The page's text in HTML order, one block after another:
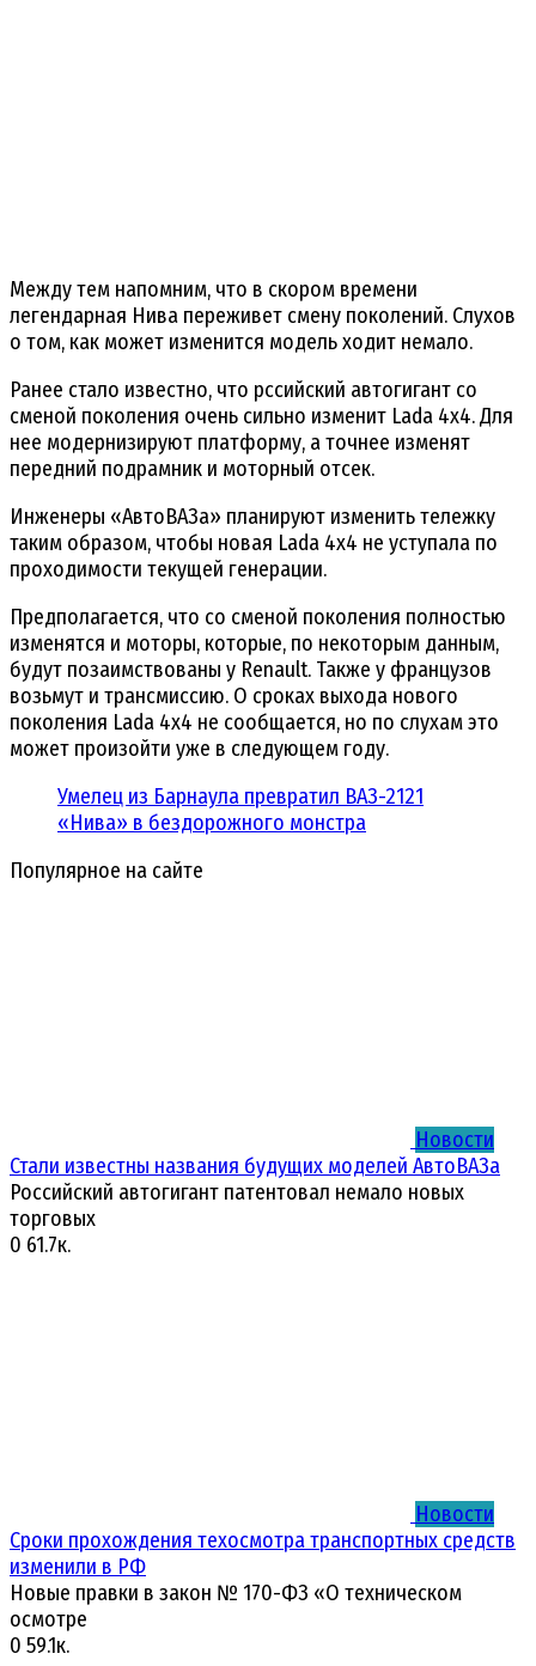
Между тем напомним, что в скором времени
легендарная Нива переживет смену поколений. Слухов
о том, как может изменится модель ходит немало.
Ранее стало известно, что рссийский автогигант со
сменой поколения очень сильно изменит Lada 4х4. Для
нее модернизируют платформу, а точнее изменят
передний подрамник и моторный отсек.
Инженеры «АвтоВАЗа» планируют изменить тележку
таким образом, чтобы новая Lada 4х4 не уступала по
проходимости текущей генерации.
Предполагается, что со сменой поколения полностью
изменятся и моторы, которые, по некоторым данным,
будут позаимствованы у Renault. Также у французов
возьмут и трансмиссию. О сроках выхода нового
поколения Lada 4х4 не сообщается, но по слухам это
может произойти уже в следующем году.
Умелец из Барнаула превратил ВАЗ-2121
«Нива» в бездорожного монстра
Популярное на сайте
Новости
Стали известны названия будущих моделей АвтоВАЗа
Российский автогигант патентовал немало новых
торговых
0 61.7к.
Новости
Сроки прохождения техосмотра транспортных средств
изменили в РФ
Новые правки в закон № 170-ФЗ «О техническом
осмотре
0 59.1к.